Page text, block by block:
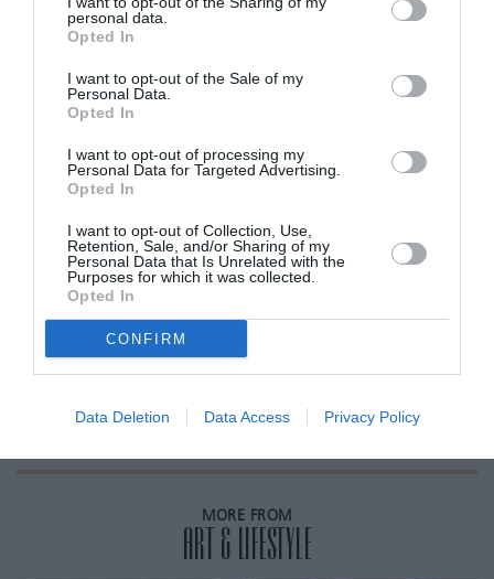
personal data.
Opted In
I want to opt-out of the Sale of my
Personal Data.
Opted In
I want to opt-out of processing my
Personal Data for Targeted Advertising.
Opted In
I want to opt-out of Collection, Use,
Retention, Sale, and/or Sharing of my
Personal Data that Is Unrelated with the
Purposes for which it was collected.
Opted In
CONFIRM
Data Deletion Data Access Privacy Policy
Ακούστε όλα τα επεισόδια εδώ.
ADVERTISEMENT - CONTINUE READING BELOW
RELATED STORY
Είναι ντροπή το να δηλώνεις «σε
σχέση» σήμερα;
MORE FROM
ART & LIFESTYLE